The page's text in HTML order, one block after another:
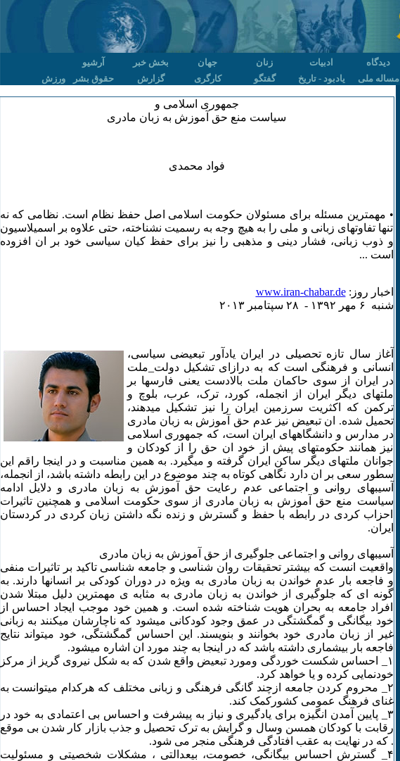
دیدگاه ادبیات زنان جهان بخش خبر
آرشیو
مساله ملی یادبود - تاریخ گفتگو کارگری گزارش حقوق بشر ورزش
جمهوری اسلامی و
سیاست منع حق آموزش به زبان مادری
فواد محمدی
• مهمترین مسئله برای مسئولان حکومت اسلامی اصل حفظ نظام است. نظامی که نه
تنها تفاوتهای زبانی و ملی را به هیچ وجه به رسمیت نشناخته، حتی علاوه بر اسمیلاسیون
و ذوب زبانی، فشار دینی و مذهبی را نیز برای حفظ کیان سیاسی خود بر ان افزوده
است ...
اخبار روز:www.iran-chabar.de
شنبه ۶ مهر ۱٣۹۲ - ۲٨ سپتامبر ۲۰۱٣
آغاز سال تازه تحصیلی در ایران یادآور تبعیضی سیاسی،
انسانی و فرهنگی است که به درازای تشکیل دولت_ملت
در ایران از سوی حاکمان ملت بالادست یعنی فارسها بر
ملتهای دیگر ایران از انجمله، کورد، ترک، عرب، بلوچ و
ترکمن که اکثریت سرزمین ایران را نیز تشکیل میدهند،
تحمیل شده. ان تبعیض نیز عدم حق آموزش به زبان مادری
در مدارس و دانشگاههای ایران است، که جمهوری اسلامی
نیز همانند حکومتهای پیش از خود ان حق را از کودکان و
جوانان ملتهای دیگر ساکن ایران گرفته و میگیرد. به همین مناسبت و در اینجا راقم این
سطور سعی بر ان دارد نگاهی کوتاه به چند موضوع در این رابطه داشته باشد، از انجمله،
آسیبهای روانی و اجتماعی عدم رعایت حق آموزش به زبان مادری و دلایل ادامه
سیاست منع حق آموزش به زبان مادری از سوی حکومت اسلامی و همچنین تاثیرات
احزاب کردی در رابطه با حفظ و گسترش و زنده نگه داشتن زبان کردی در کردستان
ایران.
آسیبهای روانی و اجتماعی جلوگیری از حق آموزش به زبان مادری
واقعیت انست که بیشتر تحقیقات روان شناسی و جامعه شناسی تاکید بر تاثیرات منفی
و فاجعه بار عدم خواندن به زبان مادری به ویژه در دوران کودکی بر انسانها دارند. به
گونه ای که جلوگیری از خواندن به زبان مادری به مثابه ی مهمترین دلیل مبتلا شدن
افراد جامعه به بحران هویت شناخته شده است. و همین خود موجب ایجاد احساس از
خود بیگانگی و گمگشتگی در عمق وجود کودکانی میشود که ناچارشان میکنند به زبانی
غیر از زبان مادری خود بخوانند و بنویسند. این احساس گمگشتگی، خود میتواند نتایج
فاجعه بار بیشماری داشته باشد که در اینجا به چند مورد ان اشاره میشود.
۱_ احساس شکست خوردگی ومورد تبعیض واقع شدن که به شکل نیروی گریز از مرکز
خودنمایی کرده و یا خواهد کرد.
۲_ محروم کردن جامعه ازچند گانگی فرهنگی و زبانی مختلف که هرکدام میتوانست به
غنای فرهنگ عمومی کشورکمک کند.
٣_ پایین آمدن انگیزه برای یادگیری و نیاز به پیشرفت و احساس بی اعتمادی به خود در
رقابت با کودکان همسن وسال و گرایش به ترک تحصیل و جذب بازار کار شدن بی موقع
. که در نهایت به عقب افتادگی فرهنگی منجر می شود.
۴_ گسترش احساس بیگانگی، خصومت، بیعدالتی ، مشکلات شخصیتی و مسئولیت